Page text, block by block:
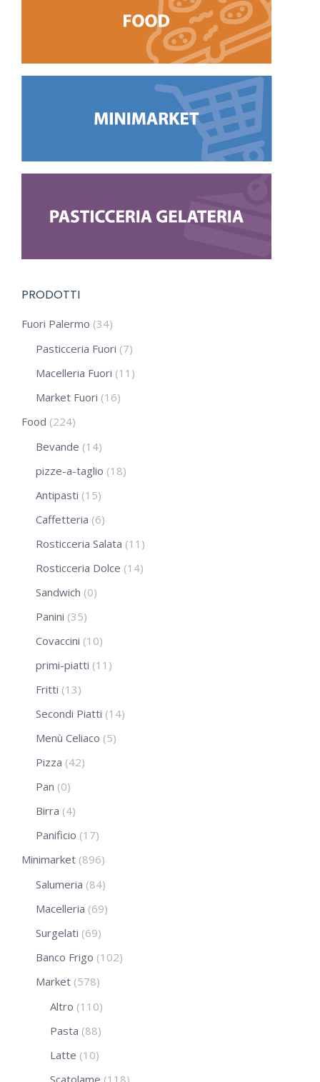
PRODOTTI
Fuori Palermo (34)
Pasticceria Fuori (7)
Macelleria Fuori (11)
Market Fuori (16)
Food (224)
Bevande (14)
pizze-a-taglio (18)
Antipasti (15)
Caffetteria (6)
Rosticceria Salata (11)
Rosticceria Dolce (14)
Sandwich (0)
Panini (35)
Covaccini (10)
primi-piatti (11)
Fritti (13)
Secondi Piatti (14)
Menù Celiaco (5)
Pizza (42)
Pan (0)
Birra (4)
Panificio (17)
Minimarket (896)
Salumeria (84)
Macelleria (69)
Surgelati (69)
Banco Frigo (102)
Market (578)
Altro (110)
Pasta (88)
Latte (10)
Scatolame (118)